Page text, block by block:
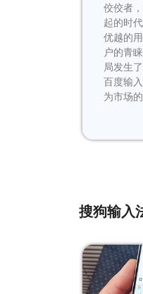
佼佼者
起的时
优越的
户的青
局发生
百度输
为市场
搜狗输入